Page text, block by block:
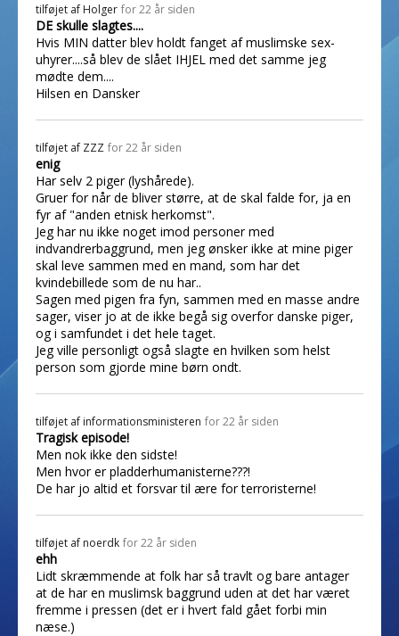
tilføjet af Holger for 22 år siden
DE skulle slagtes....
Hvis MIN datter blev holdt fanget af muslimske sex-
uhyrer....så blev de slået IHJEL med det samme jeg
mødte dem....
Hilsen en Dansker
tilføjet af ZZZ for 22 år siden
enig
Har selv 2 piger (lyshårede).
Gruer for når de bliver større, at de skal falde for, ja en
fyr af "anden etnisk herkomst".
Jeg har nu ikke noget imod personer med
indvandrerbaggrund, men jeg ønsker ikke at mine piger
skal leve sammen med en mand, som har det
kvindebillede som de nu har..
Sagen med pigen fra fyn, sammen med en masse andre
sager, viser jo at de ikke begå sig overfor danske piger,
og i samfundet i det hele taget.
Jeg ville personligt også slagte en hvilken som helst
person som gjorde mine børn ondt.
tilføjet af informationsministeren for 22 år siden
Tragisk episode!
Men nok ikke den sidste!
Men hvor er pladderhumanisterne???!
De har jo altid et forsvar til ære for terroristerne!
tilføjet af noerdk for 22 år siden
ehh
Lidt skræmmende at folk har så travlt og bare antager
at de har en muslimsk baggrund uden at det har været
fremme i pressen (det er i hvert fald gået forbi min
næse.)